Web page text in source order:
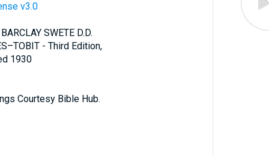
v3.0
SWETE D.D.
- Third Edition,
1930
Courtesy Bible Hub.